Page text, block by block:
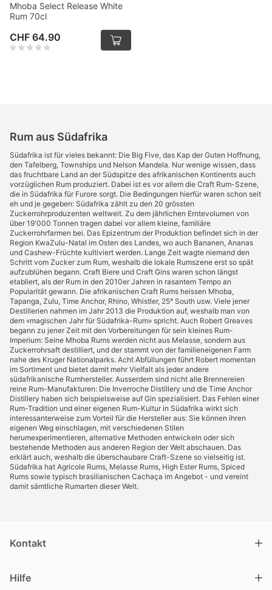
Mhoba Select Release White
Rum 70cl
CHF 64.90
Rum aus Südafrika
Südafrika ist für vieles bekannt: Die Big Five, das Kap der Guten Hoffnung,
den Tafelberg, Townships und Nelson Mandela. Nur wenige wissen, dass
das fruchtbare Land an der Südspitze des afrikanischen Kontinents auch
vorzüglichen Rum produziert. Dabei ist es vor allem die Craft Rum-Szene,
die in Südafrika für Furore sorgt. Die Bedingungen hierfür waren schon seit
eh und je gegeben: Südafrika zählt zu den 20 grössten
Zuckerrohrproduzenten weltweit. Zu dem jährlichen Erntevolumen von
über 19'000 Tonnen tragen dabei vor allem kleine, familiäre
Zuckerrohrfarmen bei. Das Epizentrum der Produktion befindet sich in der
Region KwaZulu-Natal im Osten des Landes, wo auch Bananen, Ananas
und Cashew-Früchte kultiviert werden. Lange Zeit wagte niemand den
Schritt vom Zucker zum Rum, weshalb die lokale Rumszene erst so spät
aufzublühen begann. Craft Biere und Craft Gins waren schon längst
etabliert, als der Rum in den 2010er Jahren in rasantem Tempo an
Popularität gewann. Die afrikanischen Craft Rums heissen Mhoba,
Tapanga, Zulu, Time Anchor, Rhino, Whistler, 25° South usw. Viele jener
Destillerien nahmen im Jahr 2013 die Produktion auf, weshalb man von
dem «magischen Jahr für Südafrika-Rum» spricht. Auch Robert Greaves
begann zu jener Zeit mit den Vorbereitungen für sein kleines Rum-
Imperium: Seine Mhoba Rums werden nicht aus Melasse, sondern aus
Zuckerrohrsaft destilliert, und der stammt von der familieneigenen Farm
nahe des Kruger Nationalparks. Acht Abfüllungen führt Robert momentan
im Sortiment und bietet damit mehr Vielfalt als jeder andere
südafrikanische Rumhersteller. Ausserdem sind nicht alle Brennereien
reine Rum-Manufakturen: Die Inverroche Distillery und die Time Anchor
Distillery haben sich beispielsweise auf Gin spezialisiert. Das Fehlen einer
Rum-Tradition und einer eigenen Rum-Kultur in Südafrika wirkt sich
interessanterweise zum Vorteil für die Hersteller aus: Sie können ihren
eigenen Weg einschlagen, mit verschiedenen Stilen
herumexperimentieren, alternative Methoden entwickeln oder sich
bestehende Methoden aus anderen Region der Welt abschauen. Das
erklärt auch, weshalb die überschaubare Craft-Szene so vielseitig ist.
Südafrika hat Agricole Rums, Melasse Rums, High Ester Rums, Spiced
Rums sowie typisch brasilianischen Cachaça im Angebot - und vereint
damit sämtliche Rumarten dieser Welt.
Kontakt
Nüschelerstrasse 35
Hilfe